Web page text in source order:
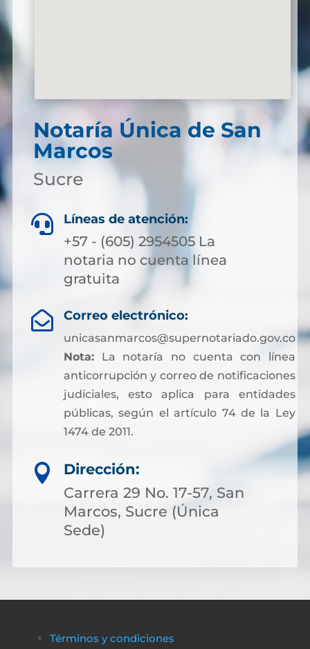
Notaría Única de San
Marcos
Sucre
 Líneas de atención:
+57 - (605) 2954505 La
notaria no cuenta línea
gratuita
 Correo electrónico:
unicasanmarcos@supernotariado.gov.co
Nota:La notaría no cuenta con línea
anticorrupción y correo de notificaciones
judiciales, esto aplica para entidades
públicas, según el artículo 74 de la Ley
1474 de 2011.

Dirección:
Carrera 29 No. 17-57, San
Marcos, Sucre (Única
Sede)
Términos y condiciones